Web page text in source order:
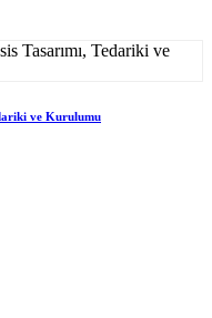
ve Kurulumu